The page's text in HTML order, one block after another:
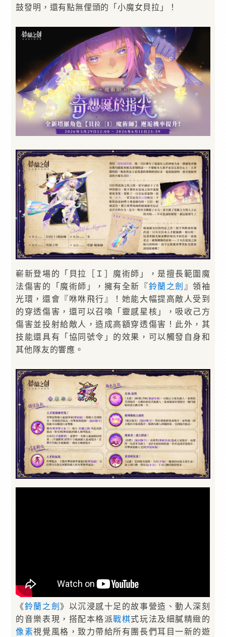
鼓發明，還有點無俚頭的「小魔女貝拉」！
嶄新登場的「貝拉［Ｉ］魔術師」，是擅長範圍魔
法傷害的「魔術師」，擁有全新『鈴蘭之劍 』領袖
光環，還會『咻咻飛行』！她能大幅提高敵人受到
的穿透傷害，還可以召喚「靈感星核」，吸收己方
傷害並投射給敵人，造成高額穿透傷害！此外，其
技能還具有「協同號令」的效果，可以觸發自身和
其他隊友的響應。
《鈴蘭之劍》以沉浸感十足的故事營造、動人深刻
的音樂表現，搭配本格派戰棋式玩法及細膩精緻的
像素視覺風格，致力帶給所有團長們耳目一新的遊